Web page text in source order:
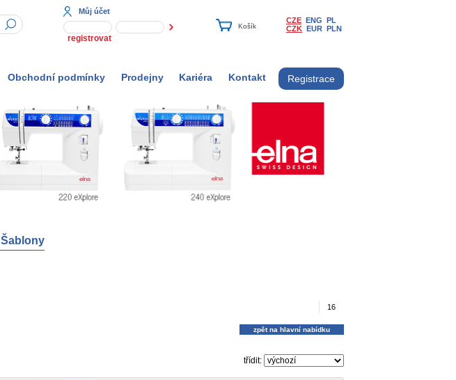
Můj účet
registrovat
CZE ENG PL
CZK EUR PLN
Obchodní podmínky Prodejny Kariéra Kontakt Registrace
Šablony
16
zpět na hlavní nabídku
třídit: